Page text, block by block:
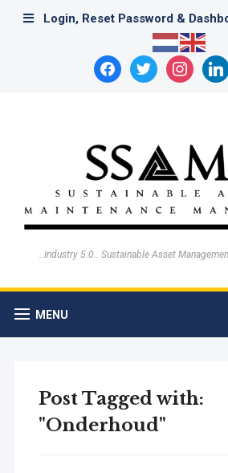
Login, Reset Password &
facebooktwitter instagram
..Industry 5.0.. Sustainable Asset
MENU
Post Tagged with:
"Onderhoud"